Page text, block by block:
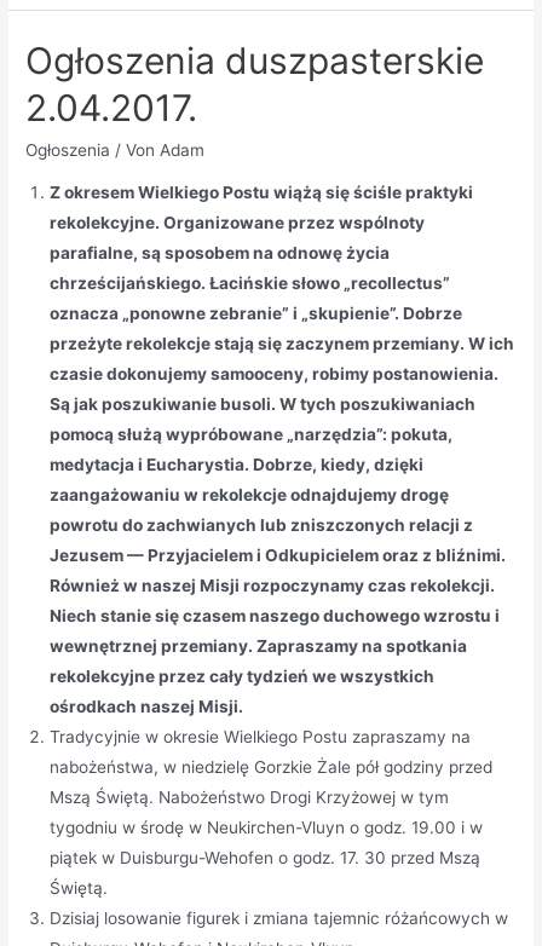
Ogłoszenia duszpasterskie
2.04.2017.
Ogłoszenia / Von Adam
Z okresem Wielkiego Postu wiążą się ściśle praktyki
rekolekcyjne. Organizowane przez wspólnoty
parafialne, są sposobem na odnowę życia
chrześcijańskiego. Łacińskie słowo „recollectus”
oznacza „ponowne zebranie” i „skupienie”. Dobrze
przeżyte rekolekcje stają się zaczynem przemiany. W ich
czasie dokonujemy samooceny, robimy postanowienia.
Są jak poszukiwanie busoli. W tych poszukiwaniach
pomocą służą wypróbowane „narzędzia”: pokuta,
medytacja i Eucharystia. Dobrze, kiedy, dzięki
zaangażowaniu w rekolekcje odnajdujemy drogę
powrotu do zachwianych lub zniszczonych relacji z
Jezusem — Przyjacielem i Odkupicielem oraz z bliźnimi.
Również w naszej Misji rozpoczynamy czas rekolekcji.
Niech stanie się czasem naszego duchowego wzrostu i
wewnętrznej przemiany. Zapraszamy na spotkania
rekolekcyjne przez cały tydzień we wszystkich
ośrodkach naszej Misji.
Tradycyjnie w okresie Wielkiego Postu zapraszamy na
nabożeństwa, w niedzielę Gorzkie Żale pół godziny przed
Mszą Świętą. Nabożeństwo Drogi Krzyżowej w tym
tygodniu w środę w Neukirchen-Vluyn o godz. 19.00 i w
piątek w Duisburgu-Wehofen o godz. 17. 30 przed Mszą
Świętą.
Dzisiaj losowanie figurek i zmiana tajemnic różańcowych w